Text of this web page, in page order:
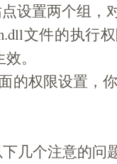
设置两个组，
文件的执行
。
权限设置，
几个注意的问